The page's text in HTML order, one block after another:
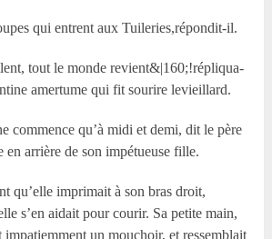
qui entrent aux Tuileries,répondit-il.
tout le monde revient&|160;!répliqua-
amertume qui fit sourire levieillard.
commence qu’à midi et demi, dit le père
en arrière de son impétueuse fille.
qu’elle imprimait à son bras droit,
s’en aidait pour courir. Sa petite main,
impatiemment un mouchoir, et ressemblait